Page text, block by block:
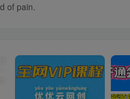
of pain.